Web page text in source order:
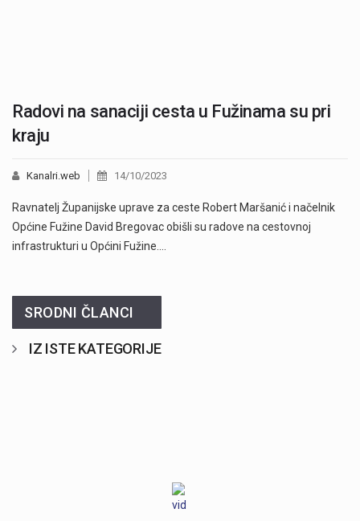
Radovi na sanaciji cesta u Fužinama su pri
kraju
Kanalri.web 14/10/2023
Ravnatelj Županijske uprave za ceste Robert Maršanić i načelnik
Općine Fužine David Bregovac obišli su radove na cestovnoj
infrastrukturi u Općini Fužine.…
SRODNI ČLANCI
IZ ISTE KATEGORIJE